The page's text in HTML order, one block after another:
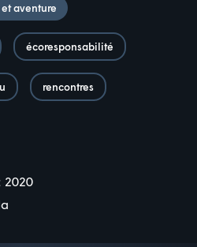
aventure
écoresponsabilité
rencontres
2020